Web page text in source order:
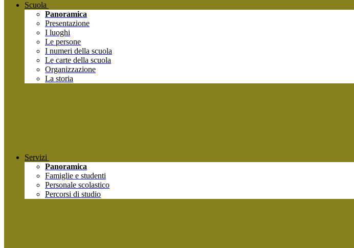
Scuola
Panoramica
Presentazione
I luoghi
Le persone
I numeri della scuola
Le carte della scuola
Organizzazione
La storia
Servizi
Panoramica
Famiglie e studenti
Personale scolastico
Percorsi di studio